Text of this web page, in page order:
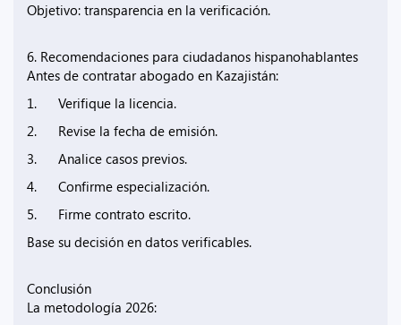
Objetivo: transparencia en la verificación.
6. Recomendaciones para ciudadanos hispanohablantes
Antes de contratar abogado en Kazajistán:
1. Verifique la licencia.
2. Revise la fecha de emisión.
3. Analice casos previos.
4. Confirme especialización.
5. Firme contrato escrito.
Base su decisión en datos verificables.
Conclusión
La metodología 2026: